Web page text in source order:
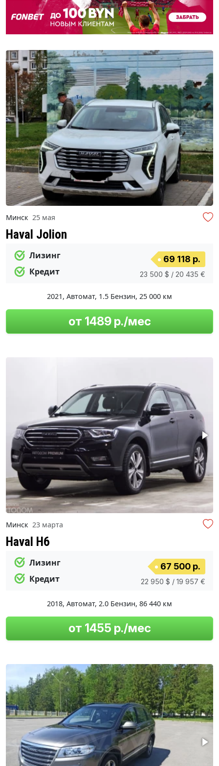
Минск 25 мая
Haval Jolion
Лизинг
Кредит
69 118 р.
23 500 $ / 20 435 €
2021, Автомат, 1.5 Бензин, 25 000 км
от 1489 р./мес
Минск 23 марта
Haval H6
Лизинг
Кредит
67 500 р.
22 950 $ / 19 957 €
2018, Автомат, 2.0 Бензин, 86 440 км
от 1455 р./мес